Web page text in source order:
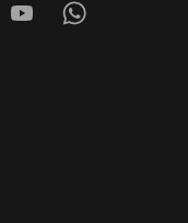
YoutubeWhatsapp